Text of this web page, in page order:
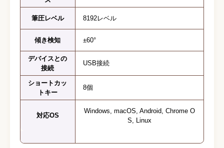
筆圧レベル 8192レベル
傾き検知 ±60°
デバイスとの
接続
USB接続
ショートカッ
トキー
8個
対応OS
Windows, macOS, Android, Chrome O
S, Linux